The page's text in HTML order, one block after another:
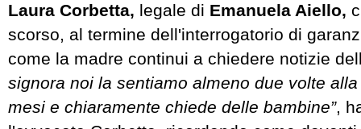
Laura Corbetta, legale di Emanuela Aiello,
scorso, al termine dell'interrogatorio di
come la madre continui a chiedere notizie
signora noi la sentiamo almeno due volte
mesi e chiaramente chiede delle bambine”,